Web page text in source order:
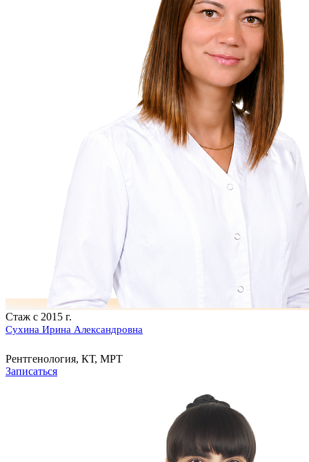
Стаж с 2015 г.
Сухина Ирина Александровна
Рентгенология, КТ, МРТ
Записаться